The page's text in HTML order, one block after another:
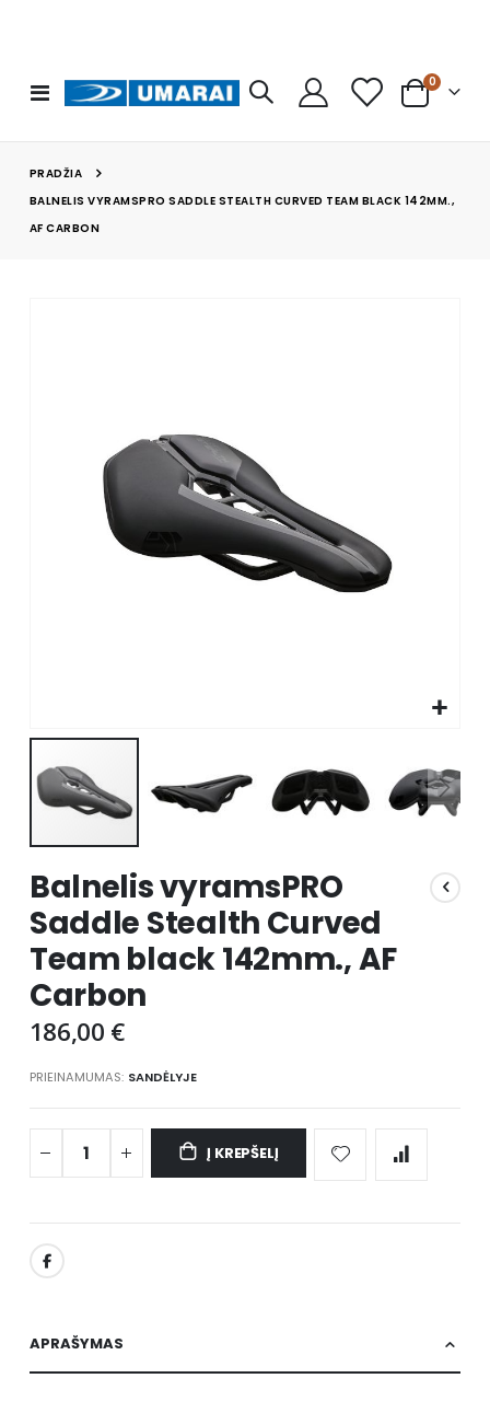
Toggle
Nav
Cart
0prekės
PRADŽIA
BALNELIS VYRAMSPRO SADDLE STEALTH CURVED TEAM BLACK 142MM.,
AF CARBON
to
the
beginning
of
the
images
gallery
Balnelis vyramsPRO
Saddle Stealth Curved
Team black 142mm., AF
Carbon
186,00 €
PRIEINAMUMAS: SANDĖLYJE
Į KREPŠELĮ
APRAŠYMAS